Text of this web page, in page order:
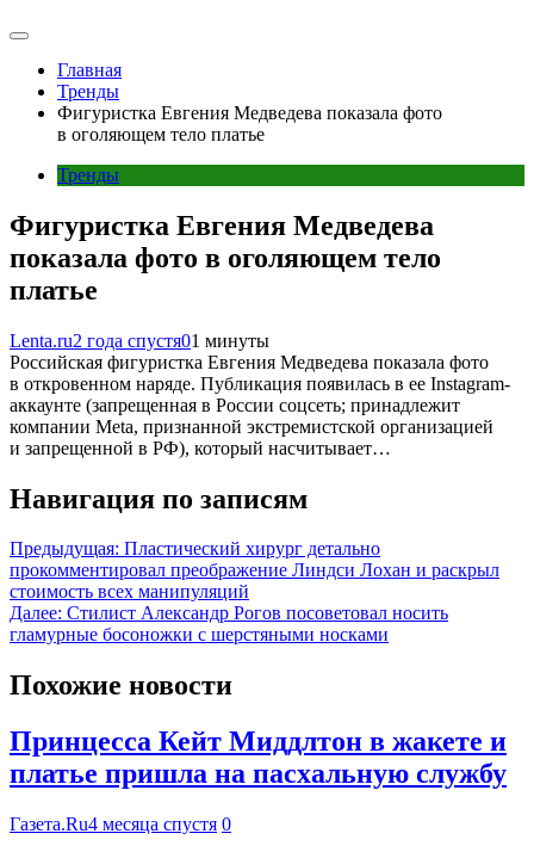
Главная
Тренды
Фигуристка Евгения Медведева показала фото
в оголяющем тело платье
Тренды
Фигуристка Евгения Медведева
показала фото в оголяющем тело
платье
Lenta.ru2 года спустя01 минуты
Российская фигуристка Евгения Медведева показала фото
в откровенном наряде. Публикация появилась в ее Instagram-
аккаунте (запрещенная в России соцсеть; принадлежит
компании Meta, признанной экстремистской организацией
и запрещенной в РФ), который насчитывает…
Навигация по записям
Предыдущая: Пластический хирург детально
прокомментировал преображение Линдси Лохан и раскрыл
стоимость всех манипуляций
Далее: Стилист Александр Рогов посоветовал носить
гламурные босоножки с шерстяными носками
Похожие новости
Принцесса Кейт Миддлтон в жакете и
платье пришла на пасхальную службу
Газета.Ru4 месяца спустя 0